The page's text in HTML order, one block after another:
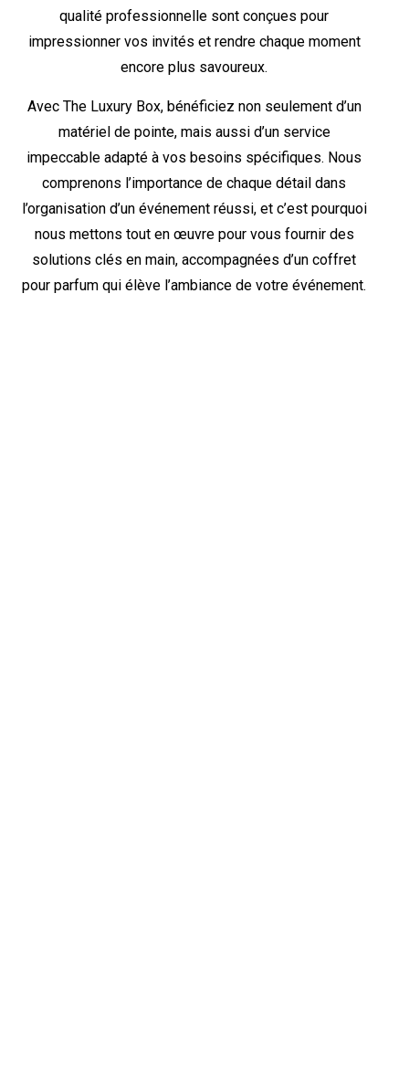
qualité professionnelle sont conçues pour
impressionner vos invités et rendre chaque moment
encore plus savoureux.
Avec The Luxury Box, bénéficiez non seulement d’un
matériel de pointe, mais aussi d’un service
impeccable adapté à vos besoins spécifiques. Nous
comprenons l’importance de chaque détail dans
l’organisation d’un événement réussi, et c’est pourquoi
nous mettons tout en œuvre pour vous fournir des
solutions clés en main, accompagnées d’un coffret
pour parfum qui élève l’ambiance de votre événement.